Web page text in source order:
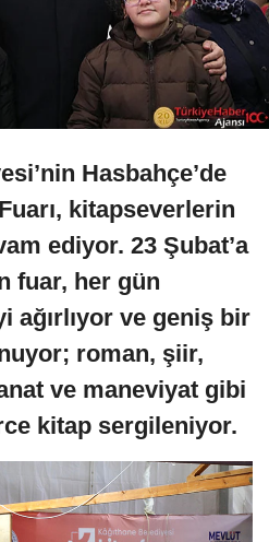
Hasbahçe’de
kitapseverlerin
ediyor. 23 Şubat’a
fuar, her gün
ağırlıyor ve geniş bir
roman, şiir,
ve maneviyat gibi
kitap sergileniyor.